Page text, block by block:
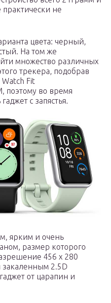
не
цвета: черный,
На том же
множество различных
трекера, подобрав
Watch Fit
поэтому во время
с запястья.
ярким и очень
размер которого
456 x 280
закаленным 2.5D
от царапин и